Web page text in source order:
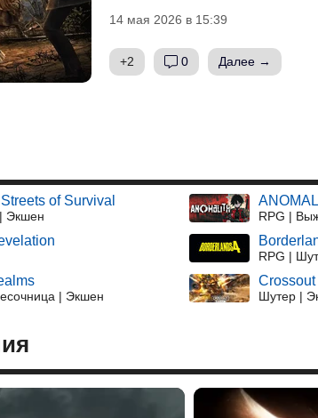
14 мая 2026 в 15:39
+2 0 Далее →
of Survival
Экшен
| Экшен
RPG |
RPG |
Шутер |